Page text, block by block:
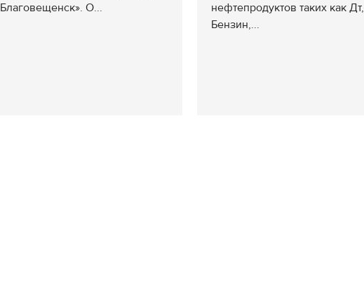
Благовещенск». О...
нефтепродуктов таких как Дт,
Бензин,...